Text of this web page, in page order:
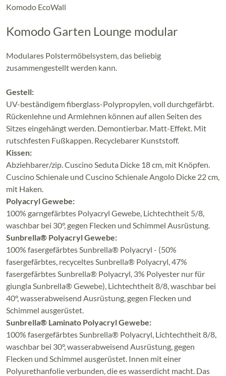
Komodo EcoWall
Komodo Garten Lounge modular
Modulares Polstermöbelsystem, das beliebig
zusammengestellt werden kann.
Gestell:
UV-beständigem fiberglass-Polypropylen, voll durchgefärbt.
Rückenlehne und Armlehnen können auf allen Seiten des
Sitzes eingehängt werden. Demontierbar. Matt-Effekt. Mit
rutschfesten Fußkappen. Recyclebarer Kunststoff.
Kissen:
Abziehbarer/zip. Cuscino Seduta Dicke 18 cm, mit Knöpfen.
Cuscino Schienale und Cuscino Schienale Angolo Dicke 22 cm,
mit Haken.
Polyacryl Gewebe:
100% garngefärbtes Polyacryl Gewebe, Lichtechtheit 5/8,
waschbar bei 30°, gegen Flecken und Schimmel Ausrüstung.
Sunbrella® Polyacryl Gewebe:
100% fasergefärbtes Sunbrella® Polyacryl - (50%
fasergefärbtes, recyceltes Sunbrella® Polyacryl, 47%
fasergefärbtes Sunbrella® Polyacryl, 3% Polyester nur für
giungla Sunbrella® Gewebe), Lichtechtheit 8/8, waschbar bei
40°, wasserabweisend Ausrüstung, gegen Flecken und
Schimmel ausgerüstet.
Sunbrella® Laminato Polyacryl Gewebe:
100% fasergefärbtes Sunbrella® Polyacryl, Lichtechtheit 8/8,
waschbar bei 30°, wasserabweisend Ausrüstung, gegen
Flecken und Schimmel ausgerüstet. Innen mit einer
Polyurethanfolie verbunden, die es wasserdicht macht. Das